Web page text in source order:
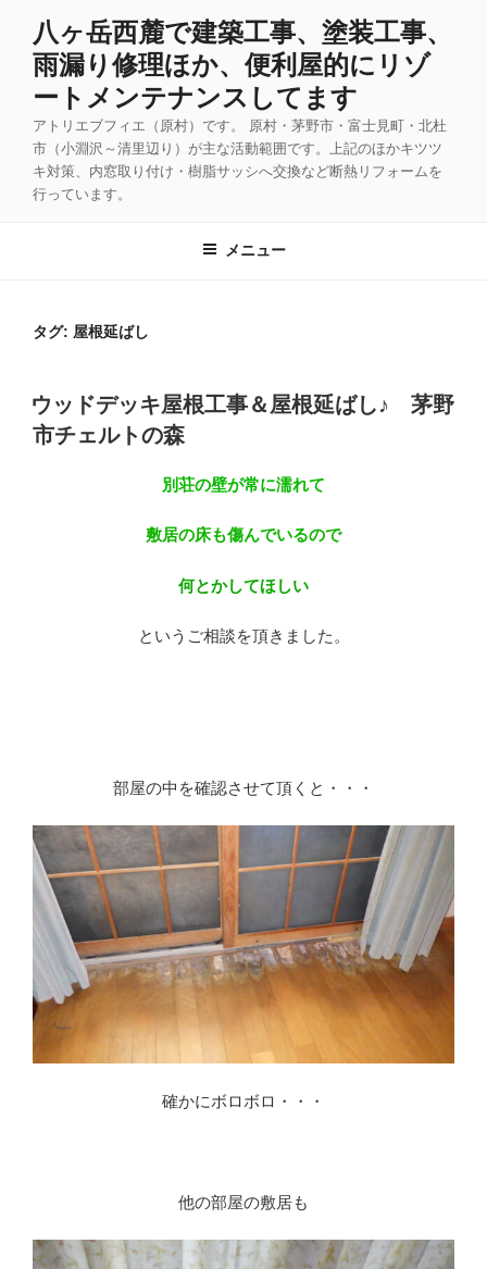
八ヶ岳西麓で建築工事、塗装工事、
雨漏り修理ほか、便利屋的にリゾ
ートメンテナンスしてます
アトリエブフィエ（原村）です。 原村・茅野市・富士見町・北杜
市（小淵沢～清里辺り）が主な活動範囲です。上記のほかキツツ
キ対策、内窓取り付け・樹脂サッシへ交換など断熱リフォームを
行っています。
メニュー
タグ: 屋根延ばし
投
稿
日:
ウッドデッキ屋根工事＆屋根延ばし♪ 茅野
市チェルトの森
別荘の壁が常に濡れて
敷居の床も傷んでいるので
何とかしてほしい
というご相談を頂きました。
部屋の中を確認させて頂くと・・・
確かにボロボロ・・・
他の部屋の敷居も